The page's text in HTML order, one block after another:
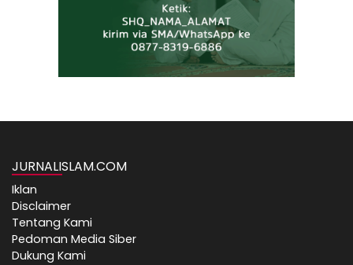
JURNALISLAM.COM
Iklan
Disclaimer
Tentang Kami
Pedoman Media Siber
Dukung Kami